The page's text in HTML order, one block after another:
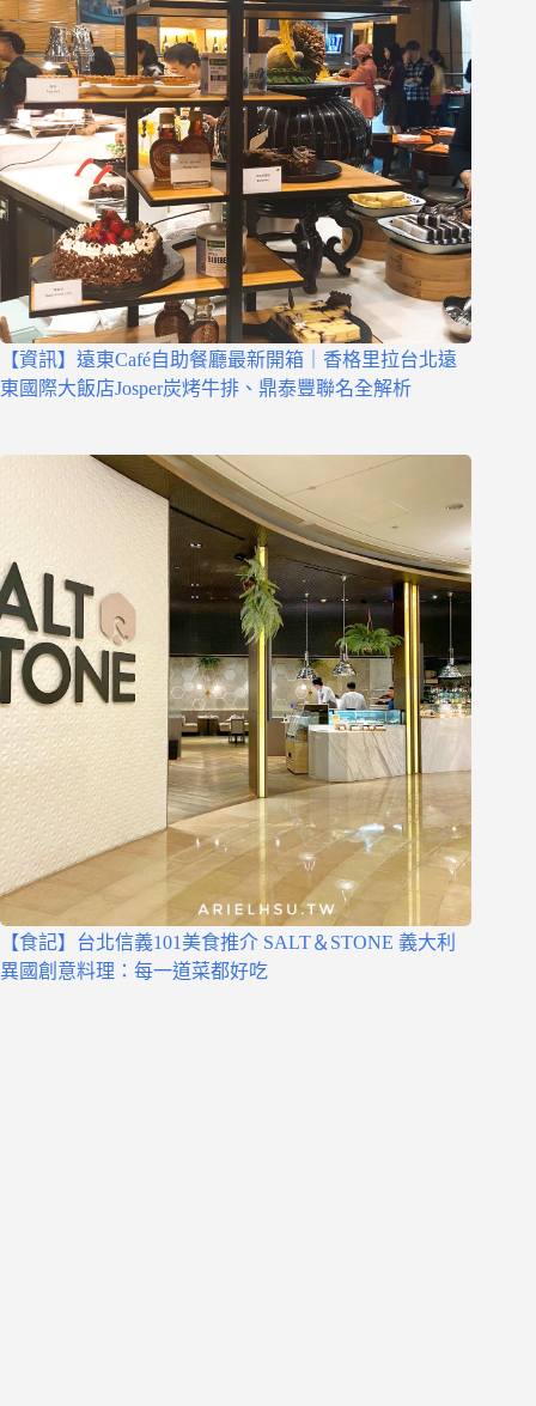
【資訊】遠東Café自助餐廳最新開箱｜香格里拉台北遠
東國際大飯店Josper炭烤牛排、鼎泰豐聯名全解析
【食記】台北信義101美食推介 SALT＆STONE 義大利
異國創意料理：每一道菜都好吃